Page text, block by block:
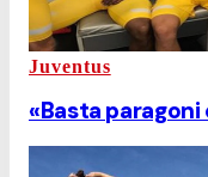
Juventus
«Basta paragoni